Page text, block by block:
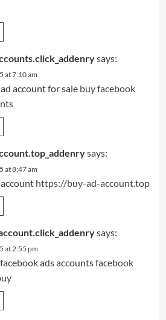
says:
at 7:10 am
account for sale buy facebook
says:
at 8:47 am
https://buy-ad-account.top
says:
at 2:55 pm
ads accountsfacebook